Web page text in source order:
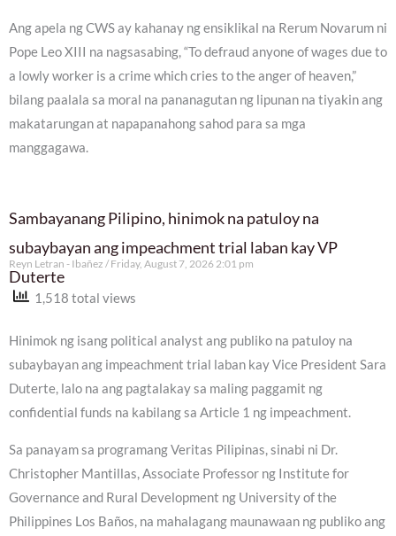
Ang apela ng CWS ay kahanay ng ensiklikal na Rerum Novarum ni
Pope Leo XIII na nagsasabing, “To defraud anyone of wages due to
a lowly worker is a crime which cries to the anger of heaven,”
bilang paalala sa moral na pananagutan ng lipunan na tiyakin ang
makatarungan at napapanahong sahod para sa mga
manggagawa.
Sambayanang Pilipino, hinimok na patuloy na
subaybayan ang impeachment trial laban kay VP
Duterte
Reyn Letran - Ibañez Friday, August 7, 2026 2:01 pm
1,518 total views
Hinimok ng isang political analyst ang publiko na patuloy na
subaybayan ang impeachment trial laban kay Vice President Sara
Duterte, lalo na ang pagtalakay sa maling paggamit ng
confidential funds na kabilang sa Article 1 ng impeachment.
Sa panayam sa programang Veritas Pilipinas, sinabi ni Dr.
Christopher Mantillas, Associate Professor ng Institute for
Governance and Rural Development ng University of the
Philippines Los Baños, na mahalagang maunawaan ng publiko ang